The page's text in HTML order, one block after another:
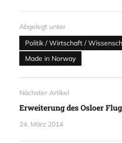
Abgelegt unter
Politik / Wirtschaft /
Made in Norway
Nächster Artikel
Erweiterung des Osloer
24. März 2014